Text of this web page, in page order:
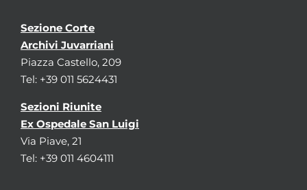
Sezione Corte
Archivi Juvarriani
Piazza Castello, 209
Tel: +39 011 5624431
Sezioni Riunite
Ex Ospedale San Luigi
Via Piave, 21
Tel: +39 011 4604111